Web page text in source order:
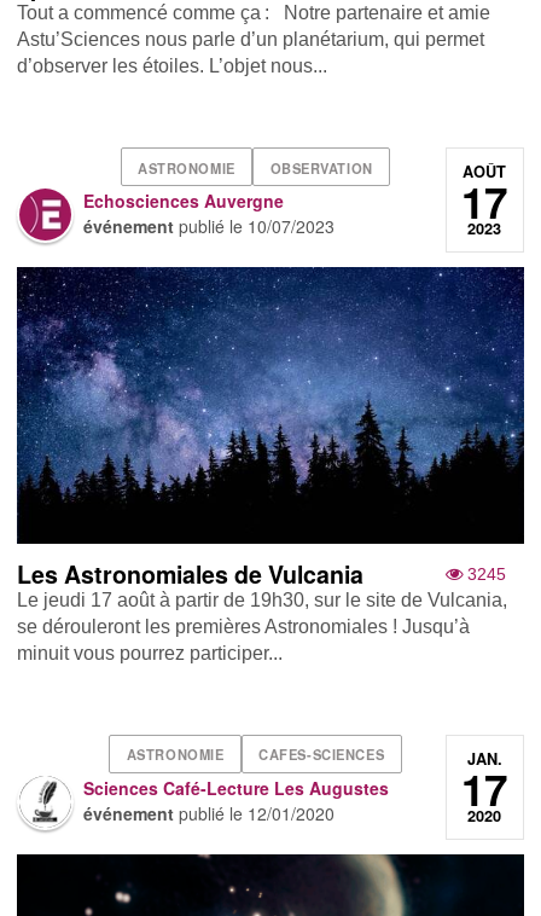
Tout a commencé comme ça : Notre partenaire et amie
Astu’Sciences nous parle d’un planétarium, qui permet
d’observer les étoiles. L’objet nous...
ASTRONOMIE OBSERVATION
Echosciences Auvergne
événement publié le 10/07/2023
AOÛT
17
2023
3245
Les Astronomiales de Vulcania
Le jeudi 17 août à partir de 19h30, sur le site de Vulcania,
se dérouleront les premières Astronomiales ! Jusqu’à
minuit vous pourrez participer...
ASTRONOMIE CAFES-SCIENCES
Sciences Café-Lecture Les Augustes
événement publié le 12/01/2020
JAN.
17
2020